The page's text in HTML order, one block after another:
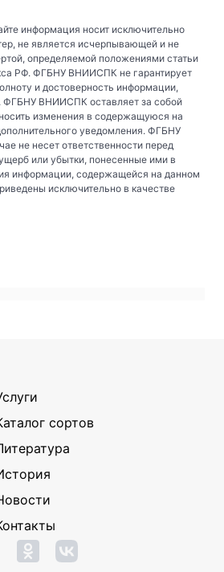
информация носит исключительно
не является исчерпывающей и не
определяемой положениями статьи
РФ. ФГБНУ ВНИИСПК не гарантирует
и достоверность информации,
ФГБНУ ВНИИСПК оставляет за собой
изменения в содержащуюся на
уведомления. ФГБНУ
не несет ответственности перед
или убытки, понесенные ими в
информации, содержащейся на данном
исключительно в качестве
сортов